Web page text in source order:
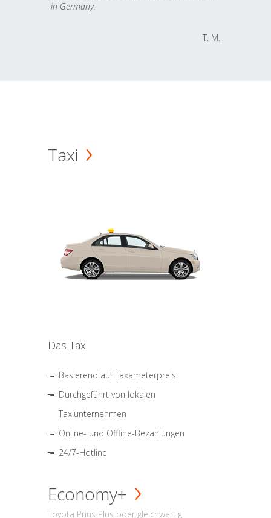
in Germany.
T. M.
Taxi
Das Taxi
Basierend auf Taxameterpreis
Durchgeführt von lokalen
Taxiunternehmen
Online- und Offline-Bezahlungen
24/7-Hotline
Economy+
Toyota Prius Plus oder gleichwertig